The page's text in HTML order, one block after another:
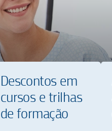
Descontos em
cursos e trilhas
de formação